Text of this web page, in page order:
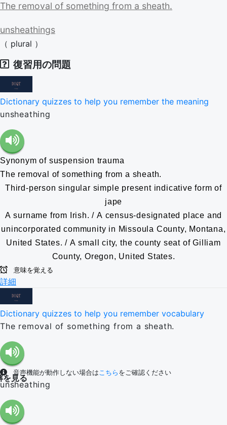
The removal of something from a sheath.
unsheathings
（ plural ）
復習用の問題
Dictionary quizzes to help you remember the meaning
unsheathing
Synonym of suspension trauma
The removal of something from a sheath.
Third-person singular simple present indicative form of
jape
A surname from Irish. / A census-designated place and
unincorporated community in Missoula County, Montana,
United States. / A small city, the county seat of Gilliam
County, Oregon, United States.
意味を覚える
詳細
Dictionary quizzes to help you remember vocabulary
The removal of something from a sheath.
音声機能が動作しない場合はこちら をご確認ください
を見る
unsheathing